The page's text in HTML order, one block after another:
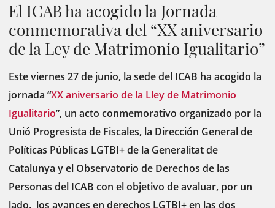
El ICAB ha acogido la Jornada
conmemorativa del “XX aniversario
de la Ley de Matrimonio Igualitario”
Este viernes 27 de junio, la sede del ICAB ha acogido la
jornada “XX aniversario de la Lley de Matrimonio
Igualitario”, un acto conmemorativo organizado por la
Unió Progresista de Fiscales, la Dirección General de
Políticas Públicas LGTBI+ de la Generalitat de
Catalunya y el Observatorio de Derechos de las
Personas del ICAB con el objetivo de avaluar, por un
lado, los avances en derechos LGTBI+ en las dos